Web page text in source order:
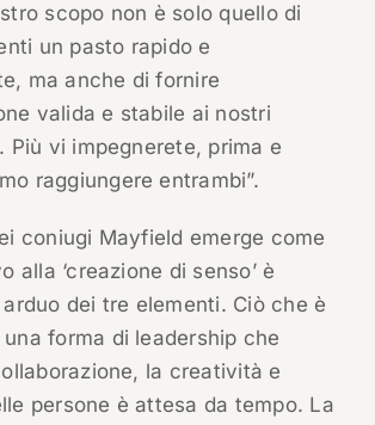
scopo non è solo quello di
un pasto rapido e
ma anche di fornire
valida e stabile ai nostri
Più vi impegnerete, prima e
raggiungere entrambi”.
coniugi Mayfield emerge come
alla ‘creazione di senso’ è
dei tre elementi. Ciò che è
forma di leadership che
la creatività e
persone è attesa da tempo. La